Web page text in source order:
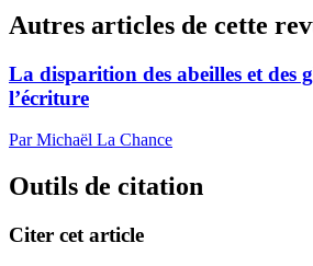
Autres articles de cette
La disparition des abeilles et des
l’écriture
Par Michaël La Chance
Outils de citation
Citer cet article